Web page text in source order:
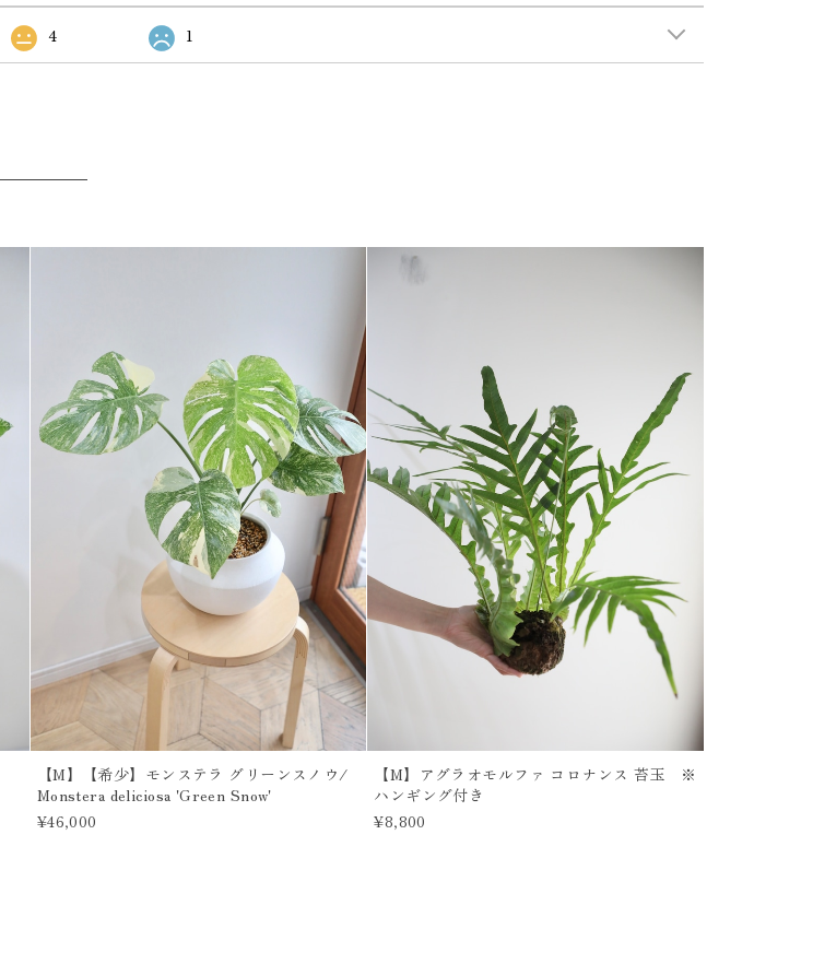
4 1
【M】【希少】モンステラ グリーンスノウ/
Monstera deliciosa 'Green Snow'
¥46,000
【M】アグラオモルファ コロナンス 苔玉 ※
ハンギング付き
¥8,800